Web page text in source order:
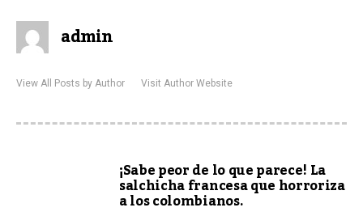
admin
View All Posts by Author Visit Author Website
¡Sabe peor de lo que parece! La
salchicha francesa que horroriza
a los colombianos.